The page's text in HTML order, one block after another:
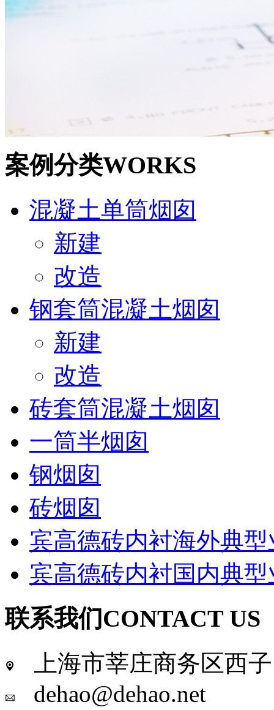
案例分类WORKS
混凝土单筒烟囱
新建
改造
钢套筒混凝土烟囱
新建
改造
砖套筒混凝土烟囱
一筒半烟囱
钢烟囱
砖烟囱
宾高德砖内衬海外典型
宾高德砖内衬国内典型
联系我们 CONTACT US
上海市莘庄商务区西
dehao@dehao.net